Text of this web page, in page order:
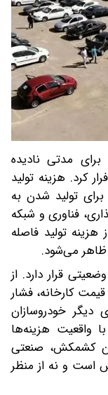
مدتی نادیده
کرد. هزینه تولید
تولید شدن به
فناوری و شبکه
تولید فاصله
ظاهر می‌شود.
قرار دارد. از
کارخانه، فشار
خودروسازان
واقعیت هزینه‌ها
کشمکش، صنعتی
است و نه از منظر